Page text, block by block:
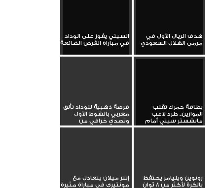
هدف الريال الأول في
مرمى الهلال السعودي
السيتي يفوز على الوداد
في مباراة الفرص الضائعة
بطاقة حمراء تقلب
الموازين.. طرد لاعب
مانشستر سيتي أمام
الوداد
فرصة ذهبية للوداد تألق
مغربي بالشوط الأول
وتصدي خرافي من
إديرسون
رونوين ويليامز يحتفظ
بالكرة لأكثر من 8 ثوانٍ
إنتر ميلان يتعادل مع
مونتيري في مباراة مثيرة